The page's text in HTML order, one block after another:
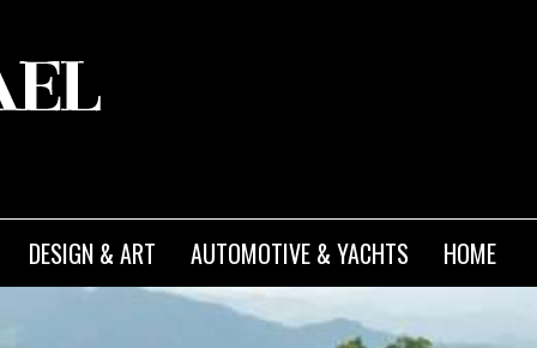
HOME
AUTOMOTIVE & YACHTS
DESIGN & ART